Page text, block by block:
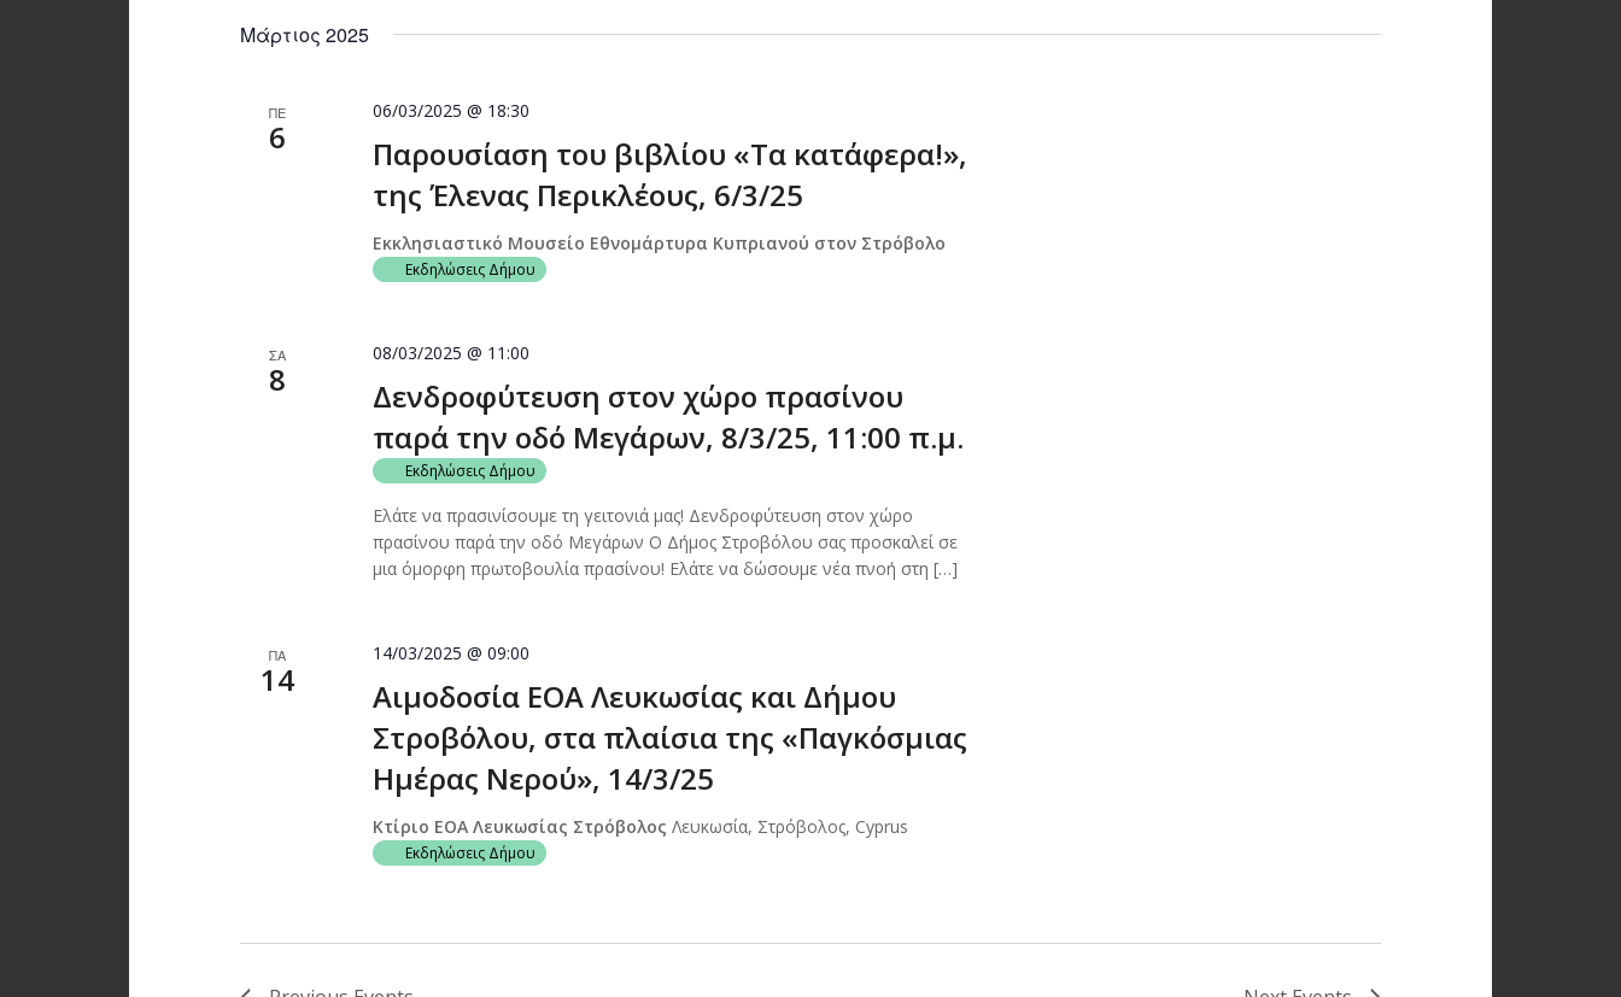
Μάρτιος 2025
ΠΕ
6
Παρουσίαση του βιβλίου «Τα κατάφερα!»,
της Έλενας Περικλέους, 6/3/25
06/03/2025 @ 18:30
Εκκλησιαστικό Μουσείο Εθνομάρτυρα Κυπριανού στον Στρόβολο
Εκδηλώσεις Δήμου
ΣΑ
8
Δενδροφύτευση στον χώρο πρασίνου
παρά την οδό Μεγάρων, 8/3/25, 11:00 π.μ.
08/03/2025 @ 11:00
Εκδηλώσεις Δήμου
Ελάτε να πρασινίσουμε τη γειτονιά μας! Δενδροφύτευση στον χώρο
πρασίνου παρά την οδό Μεγάρων Ο Δήμος Στροβόλου σας προσκαλεί σε
μια όμορφη πρωτοβουλία πρασίνου! Ελάτε να δώσουμε νέα πνοή στη […]
ΠΑ
14
Αιμοδοσία ΕΟΑ Λευκωσίας και Δήμου
Στροβόλου, στα πλαίσια της «Παγκόσμιας
Ημέρας Νερού», 14/3/25
14/03/2025 @ 09:00
Κτίριο ΕΟΑ Λευκωσίας ΣτρόβολοςΛευκωσία, Στρόβολος, Cyprus
Εκδηλώσεις Δήμου